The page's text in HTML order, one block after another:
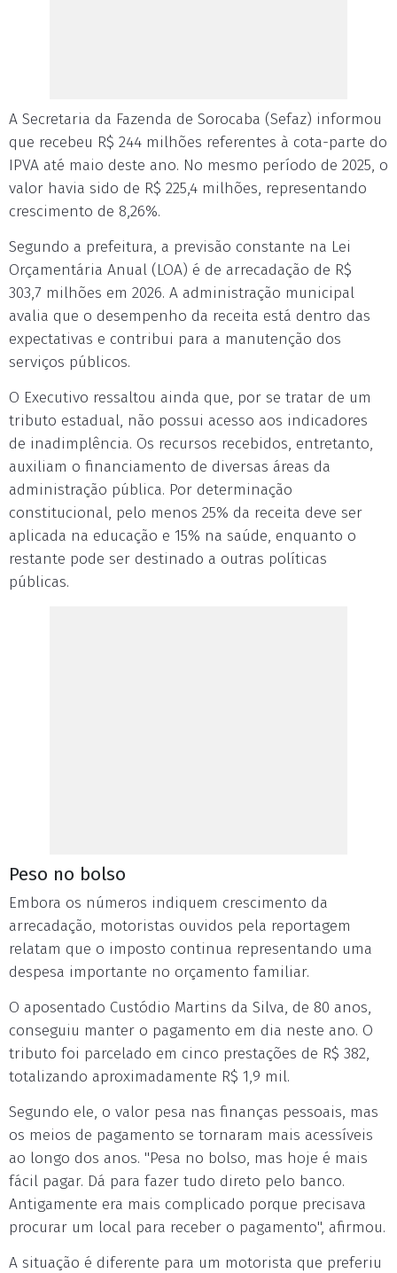
A Secretaria da Fazenda de Sorocaba (Sefaz) informou
que recebeu R$ 244 milhões referentes à cota-parte do
IPVA até maio deste ano. No mesmo período de 2025, o
valor havia sido de R$ 225,4 milhões, representando
crescimento de 8,26%.
Segundo a prefeitura, a previsão constante na Lei
Orçamentária Anual (LOA) é de arrecadação de R$
303,7 milhões em 2026. A administração municipal
avalia que o desempenho da receita está dentro das
expectativas e contribui para a manutenção dos
serviços públicos.
O Executivo ressaltou ainda que, por se tratar de um
tributo estadual, não possui acesso aos indicadores
de inadimplência. Os recursos recebidos, entretanto,
auxiliam o financiamento de diversas áreas da
administração pública. Por determinação
constitucional, pelo menos 25% da receita deve ser
aplicada na educação e 15% na saúde, enquanto o
restante pode ser destinado a outras políticas
públicas.
Peso no bolso
Embora os números indiquem crescimento da
arrecadação, motoristas ouvidos pela reportagem
relatam que o imposto continua representando uma
despesa importante no orçamento familiar.
O aposentado Custódio Martins da Silva, de 80 anos,
conseguiu manter o pagamento em dia neste ano. O
tributo foi parcelado em cinco prestações de R$ 382,
totalizando aproximadamente R$ 1,9 mil.
Segundo ele, o valor pesa nas finanças pessoais, mas
os meios de pagamento se tornaram mais acessíveis
ao longo dos anos. "Pesa no bolso, mas hoje é mais
fácil pagar. Dá para fazer tudo direto pelo banco.
Antigamente era mais complicado porque precisava
procurar um local para receber o pagamento", afirmou.
A situação é diferente para um motorista que preferiu